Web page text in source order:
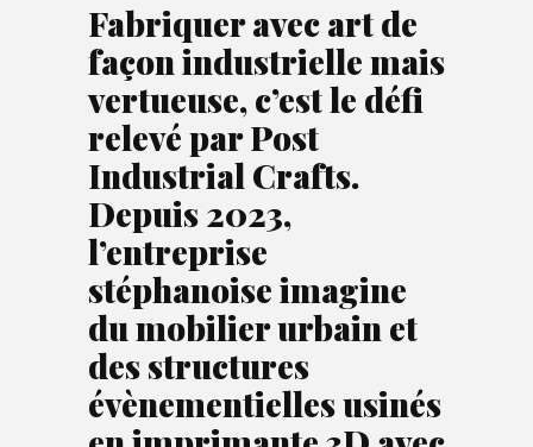
Fabriquer avec art de
façon industrielle mais
vertueuse, c’est le défi
relevé par Post
Industrial Crafts.
Depuis 2023,
l’entreprise
stéphanoise imagine
du mobilier urbain et
des structures
évènementielles usinés